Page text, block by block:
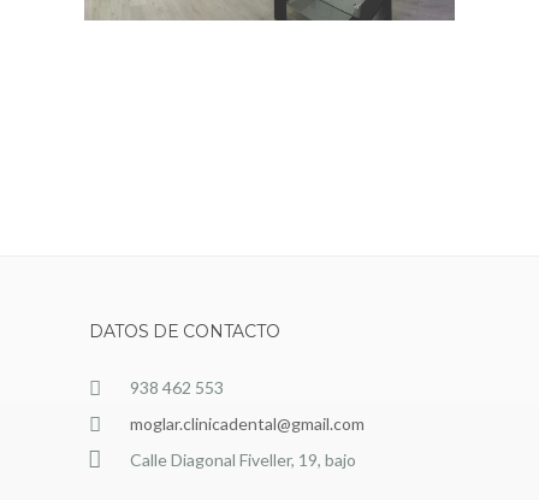
DATOS DE CONTACTO
938 462 553
moglar.clinicadental@gmail.com
Calle Diagonal Fiveller, 19, bajo